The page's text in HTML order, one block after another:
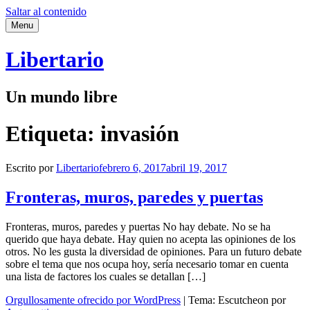
Saltar al contenido
Menu
Libertario
Un mundo libre
Etiqueta: invasión
Escrito porLibertariofebrero 6, 2017abril 19, 2017
Fronteras, muros, paredes y puertas
Fronteras, muros, paredes y puertas No hay debate. No se ha
querido que haya debate. Hay quien no acepta las opiniones de los
otros. No les gusta la diversidad de opiniones. Para un futuro debate
sobre el tema que nos ocupa hoy, sería necesario tomar en cuenta
una lista de factores los cuales se detallan […]
Orgullosamente ofrecido por WordPress | Tema: Escutcheon por